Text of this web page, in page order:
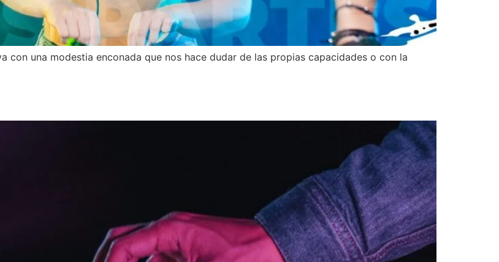
con una modestia enconada que nos hace dudar de las propias capacidades o con la